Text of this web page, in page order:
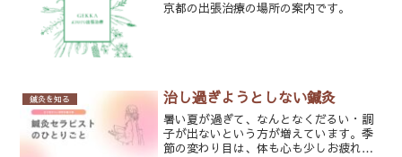
京都の出張治療の場所の案内です。
鍼灸を知る 治し過ぎようとしない鍼灸
暑い夏が過ぎて、なんとなくだるい・調
子が出ないという方が増えています。季
節の変わり目は、体も心も少しお疲れ気